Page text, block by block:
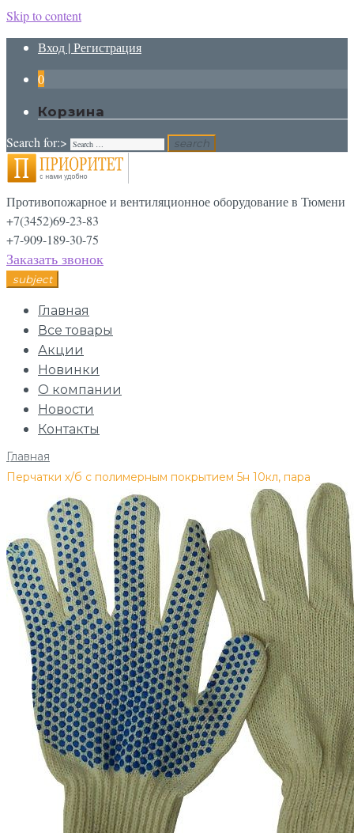
Skip to content
Вход | Регистрация
0
Корзина
Search for:> search
Противопожарное и вентиляционное оборудование в Тюмени
+7(3452)69-23-83
+7-909-189-30-75
Заказать звонок
subject
Главная
Все товары
Акции
Новинки
О компании
Новости
Контакты
Главная
/
Перчатки х/б с полимерным покрытием 5н 10кл, пара